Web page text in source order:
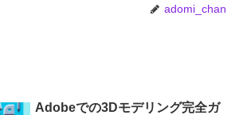
adomi_chan
Adobeでの3Dモデリング完全ガ